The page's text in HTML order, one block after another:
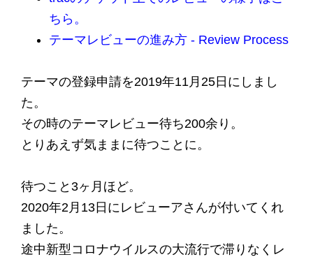
ちら。
テーマレビューの進み方 - Review Process
テーマの登録申請を2019年11月25日にしまし
た。
その時のテーマレビュー待ち200余り。
とりあえず気ままに待つことに。
待つこと3ヶ月ほど。
2020年2月13日にレビューアさんが付いてくれ
ました。
途中新型コロナウイルスの大流行で滞りなくレ